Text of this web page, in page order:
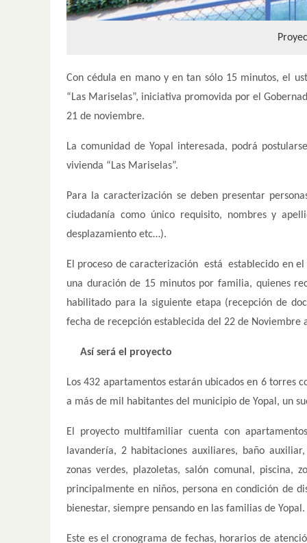
Con cédula en mano y en tan sólo 15 minutos, el
“Las Mariselas”, iniciativa promovida por el
21 de noviembre.
La comunidad de Yopal interesada, podrá
vivienda “Las Mariselas”.
Para la caracterización se deben presentar
ciudadanía como único requisito, nombres y
desplazamiento etc…).
El proceso de caracterización está establecido en
una duración de 15 minutos por familia, quienes
habilitado para la siguiente etapa (recepción de
fecha de recepción establecida del 22 de Noviembre
Así será el proyecto
Los 432 apartamentos estarán ubicados en 6 torres
a más de mil habitantes del municipio de Yopal, un
El proyecto multifamiliar cuenta con
lavandería, 2 habitaciones auxiliares, baño
zonas verdes, plazoletas, salón comunal, piscina,
principalmente en niños, persona en condición de
bienestar, siempre pensando en las familias de Yopal.
Este es el cronograma de fechas, horarios de